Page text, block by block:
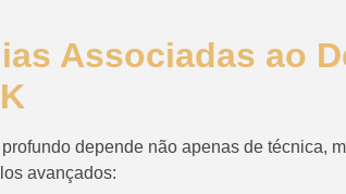
Associadas ao
depende não apenas de técnica,
avançados: